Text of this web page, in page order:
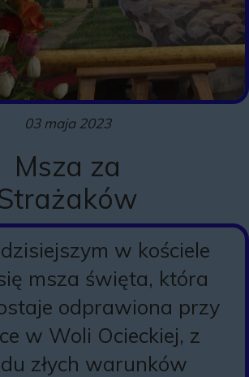
03 maja 2023
Msza za
w kościele
msza święta, która
odprawiona przy
w Woli Ocieckiej, z
złych warunków